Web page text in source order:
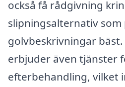
också få rådgivning
slipningsalternativ som
golvbeskrivningar
erbjuder även tjänster
efterbehandling, vilket